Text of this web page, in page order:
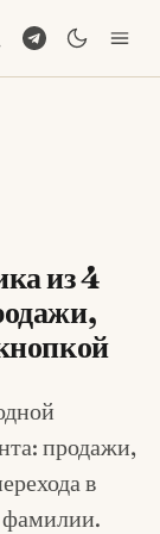
из 4
продажи,
в
фамилии.